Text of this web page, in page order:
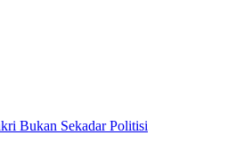
Bukan Sekadar Politisi